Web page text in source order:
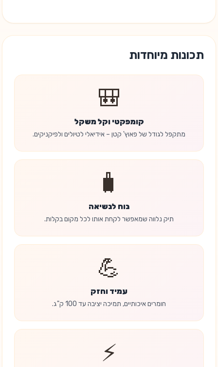
תכונות מיוחדות
🎒
קומפקטי וקל משקל
מתקפל לגודל של פאוץ' קטן – אידיאלי לטיולים ולפיקניקים.
🧳
נוח לנשיאה
תיק נלווה שמאפשר לקחת אותו לכל מקום בקלות.
💪
עמיד וחזק
חומרים איכותיים, תמיכה יציבה עד 100 ק"ג.
⚡